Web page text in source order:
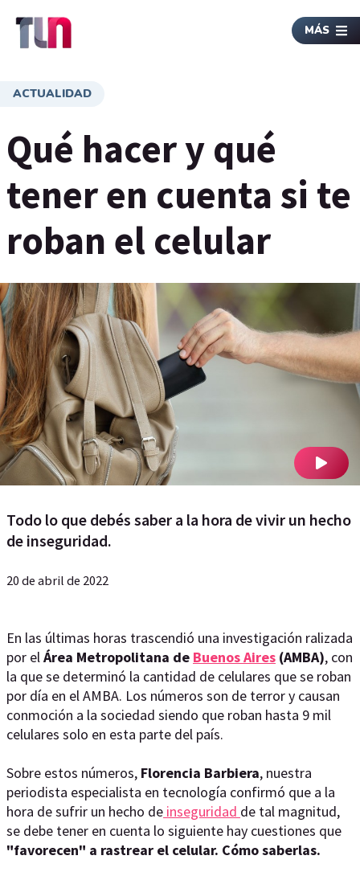
MÁS
ACTUALIDAD
Qué hacer y qué
tener en cuenta si te
roban el celular
Todo lo que debés saber a la hora de vivir un hecho
de inseguridad.
20 de abril de 2022
En las últimas horas trascendió una investigación ralizada
por elÁrea Metropolitana de Buenos Aires (AMBA), con
la que se determinó la cantidad de celulares que se roban
por día en el AMBA. Los números son de terror y causan
conmoción a la sociedad siendo que roban hasta 9 mil
celulares solo en esta parte del país.
Sobre estos números, Florencia Barbiera, nuestra
periodista especialista en tecnología confirmó que a la
hora de sufrir un hecho de inseguridad de tal magnitud,
se debe tener en cuenta lo siguiente hay cuestiones que
"favorecen" a rastrear el celular. Cómo saberlas.